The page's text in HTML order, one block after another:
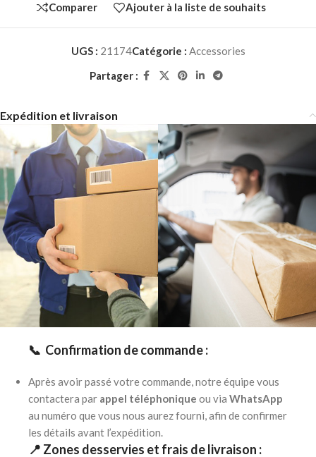
Comparer Ajouter à la liste de souhaits
UGS : 21174Catégorie : Accessories
Partager :
Expédition et livraison
📞 Confirmation de commande :
Après avoir passé votre commande, notre équipe vous
contactera par appel téléphonique ou via WhatsApp
au numéro que vous nous aurez fourni, afin de confirmer
les détails avant l’expédition.
📍 Zones desservies et frais de livraison :